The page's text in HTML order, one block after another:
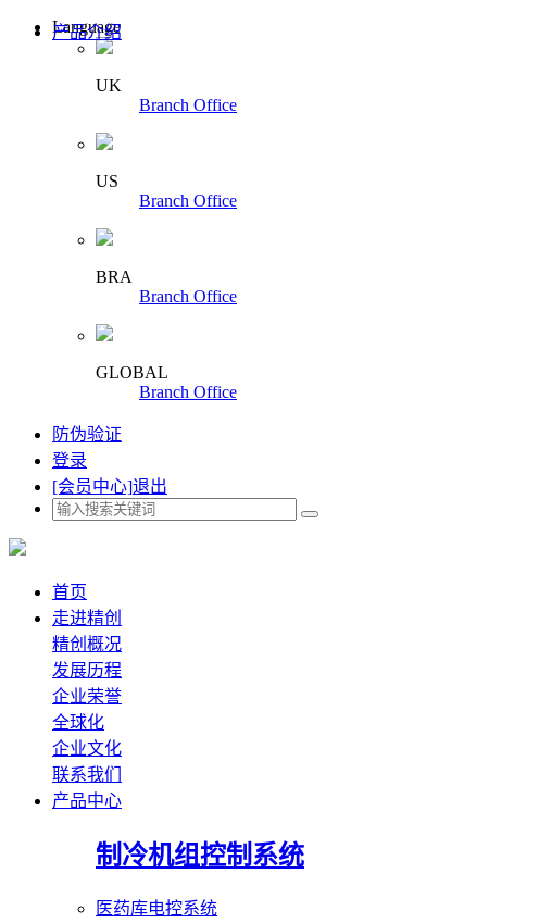
Language
UK
Branch Office
US
Branch Office
BRA
Branch Office
GLOBAL
Branch Office
防伪验证
登录
[会员中心]退出
首页
走进精创
精创概况
发展历程
企业荣誉
全球化
企业文化
联系我们
产品中心
制冷机组控制系统
医药库电控系统
产品介绍